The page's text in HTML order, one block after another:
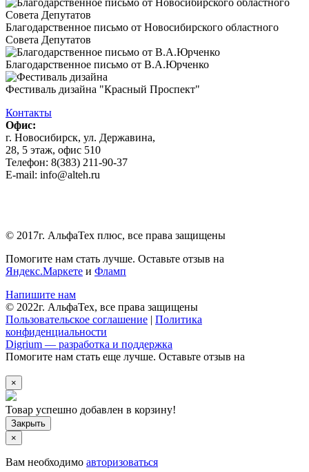
Благодарственное письмо от Новосибирского областного
Совета Депутатов
Благодарственное письмо от В.А.Юрченко
Фестиваль дизайна "Красный Проспект"
Контакты
Офис:
г. Новосибирск, ул. Державина,
28, 5 этаж, офис 510
Телефон: 8(383) 211-90-37
E-mail: info@alteh.ru
© 2017г. АльфаТех плюс, все права защищены
Помогите нам стать лучше. Оставьте отзыв на
Яндекс.Маркете и Фламп
Напишите нам
© 2022г. АльфаТех, все права защищены
Пользовательское соглашение | Политика
конфиденциальности
Digrium — разработка и поддержка
Помогите нам стать еще лучше. Оставьте отзыв на
×
Товар успешно добавлен в корзину!
×
Вам необходимо авторизоваться